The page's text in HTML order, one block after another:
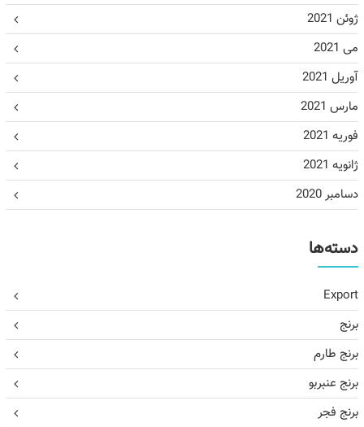
ژوئن 2021
می 2021
آوریل 2021
مارس 2021
فوریه 2021
ژانویه 2021
دسامبر 2020
دسته‌ها
Export
برنج
برنج طارم
برنج عنبربو
برنج فجر